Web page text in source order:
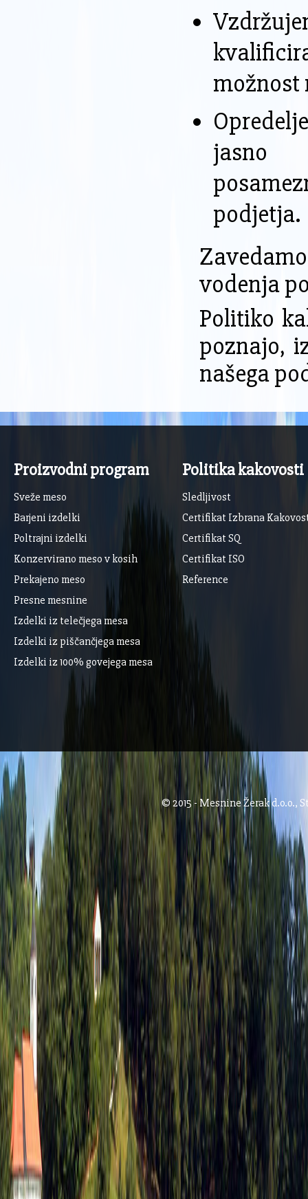
možnost
jasno
podjetja.
vodenja
Politiko
poznajo,
našega
Proizvodni program
Sveže meso
Barjeni izdelki
Poltrajni izdelki
Konzervirano meso v kosih
Prekajeno meso
Presne mesnine
Izdelki iz telečjega mesa
Izdelki iz piščančjega mesa
Izdelki iz 100% govejega mesa
Politika kakovosti
Sledljivost
Certifikat Izbrana
Certifikat SQ
Certifikat ISO
Reference
© 2015 - Mesnine Žerak d.o.o.,